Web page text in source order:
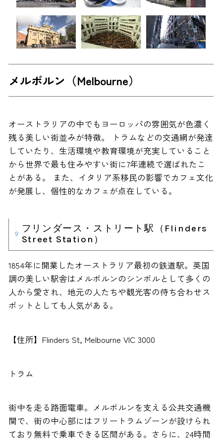
メルボルン（Melbourne）
オーストラリアの中でもヨーロッパの雰囲気が色濃く
残る美しい街並みが特徴。 トラムなどの交通網が発達
していたり、生活環境や教育環境が充実していること
から世界で最も住みやすい街に7年連続で選ばれたこ
とがある。 また、イタリア系移民の影響でカフェ文化
が発展し、個性的なカフェが点在している。
フリンダース・ストリート駅（Flinders
Street Station）
1854年に開業したオーストラリア最初の鉄道駅。英国
調の美しい駅舎はメルボルンのシンボルとして多くの
人から愛され、地元の人たちや観光客の待ち合わせス
ポットとしても人気がある。
【住所】Flinders St, Melbourne VIC 3000
トラム
街中を走る路面電車。メルボルンを支える公共交通機
関で、街の中心部にはフリートラムゾーンが設けられ
ており無料で乗車できる区間がある。さらに、24時間